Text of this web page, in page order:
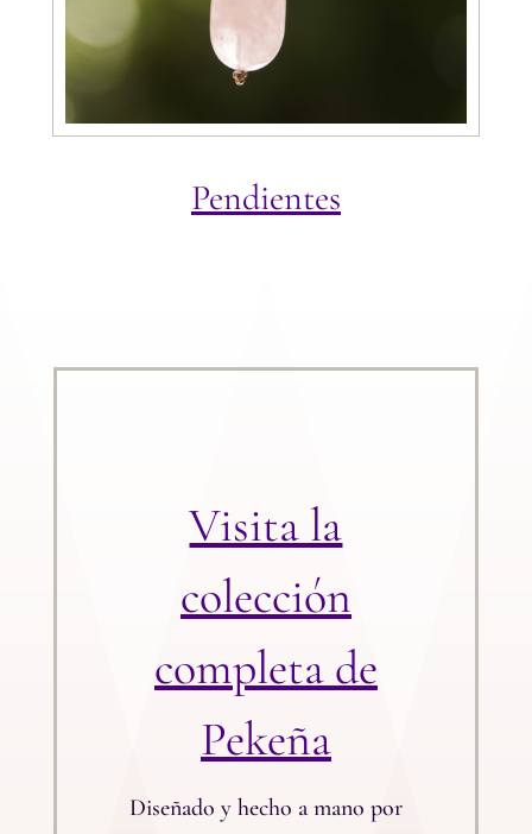
Pendientes
Visita la
colección
completa de
Pekeña
Diseñado y hecho a mano por